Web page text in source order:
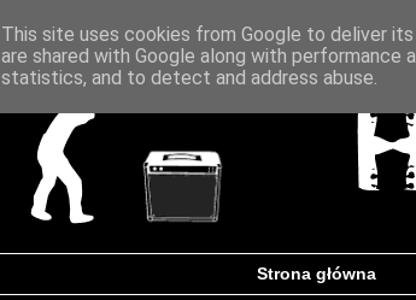
Strona główna
This site uses cookies from Google to deliver
are shared with Google along with
statistics, and to detect and address abuse.